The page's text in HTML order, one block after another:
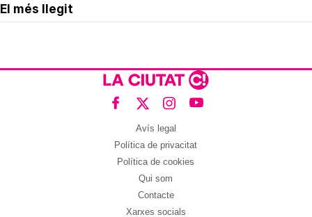
El més llegit
Avís legal
Política de privacitat
Política de cookies
Qui som
Contacte
Xarxes socials